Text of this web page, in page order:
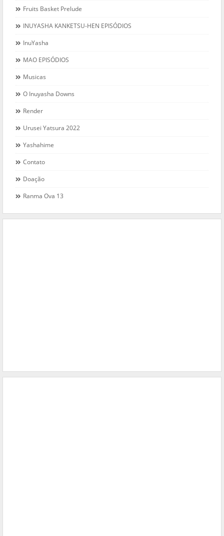
Fruits Basket Prelude
INUYASHA KANKETSU-HEN EPISÓDIOS
InuYasha
MAO EPISÓDIOS
Musicas
O Inuyasha Downs
Render
Urusei Yatsura 2022
Yashahime
Contato
Doação
Ranma Ova 13